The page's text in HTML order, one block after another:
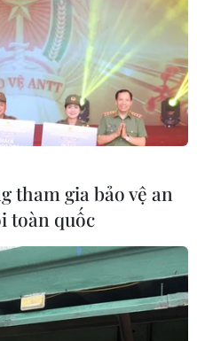
tham gia bảo vệ an
toàn quốc